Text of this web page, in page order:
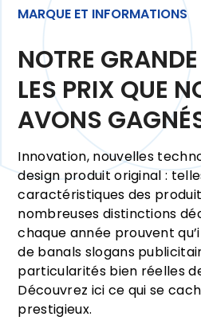
MARQUE ET INFORMATIONS
NOTRE GRANDE
LES PRIX QUE
AVONS
Innovation, nouvelles
design produit original :
caractéristiques des
nombreuses distinctions
chaque année prouvent
de banals slogans
particularités bien réelles
Découvrez ici ce qui se
prestigieux.